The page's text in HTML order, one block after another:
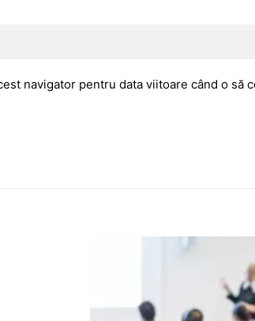
navigator pentru data viitoare când o să